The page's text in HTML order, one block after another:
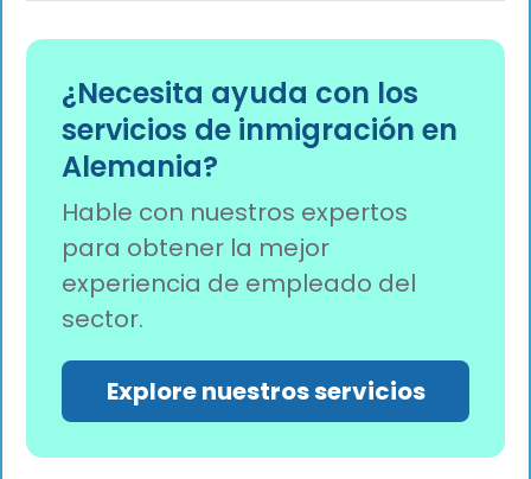
están debidamente certificados.
coste de 500 a 600 euros en los paquetes
integrales.
¿Necesita ayuda con los
servicios de inmigración en
Alemania?
Hable con nuestros expertos
para obtener la mejor
experiencia de empleado del
sector.
Explore nuestros servicios